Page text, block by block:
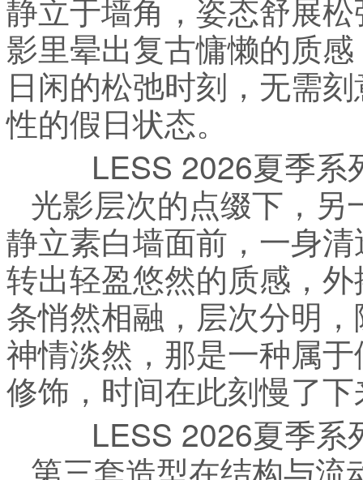
静立于墙角，姿态舒展
影里晕出复古慵懒的质
日闲的松弛时刻，无需
性的假日状态。
LESS 2026夏季系
光影层次的点缀下，
静立素白墙面前，一身
转出轻盈悠然的质感，
条悄然相融，层次分明
神情淡然，那是一种属
修饰，时间在此刻慢了
LESS 2026夏季系
第三套造型在结构与